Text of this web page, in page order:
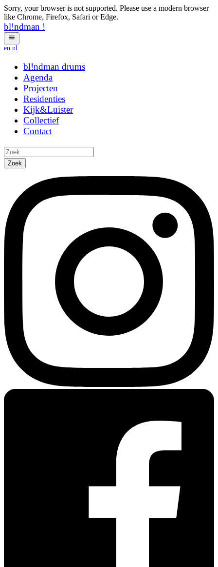
Sorry, your browser is not supported. Please use a modern browser
like Chrome, Firefox, Safari or Edge.
bl!ndman !
en nl
bl!ndman strings
Agenda
Projecten
Residenties
Kijk&Luister
Collectief
Contact
Zoek